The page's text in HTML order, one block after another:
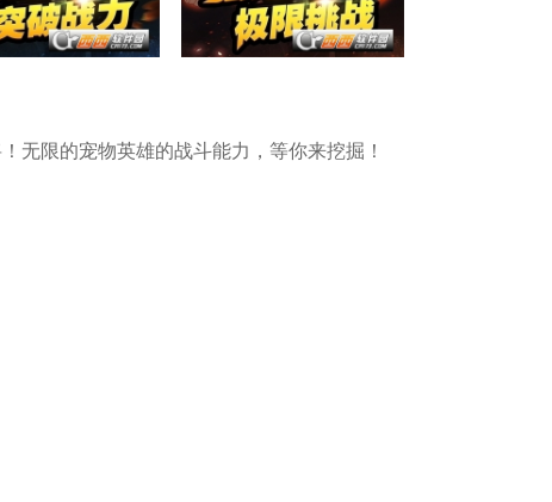
无限的宠物英雄的战斗能力，等你来挖掘！